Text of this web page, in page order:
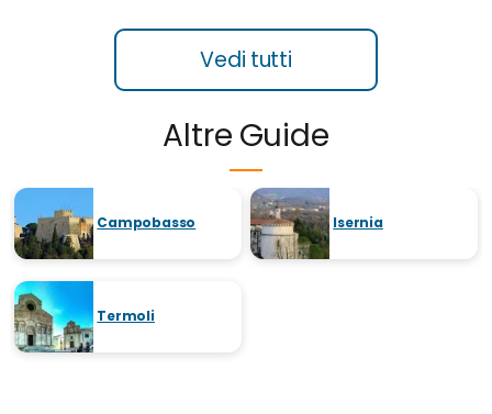
Vedi tutti
Altre Guide
Campobasso Isernia
Termoli